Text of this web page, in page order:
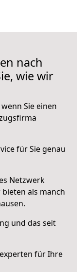
nach
wie wir
wenn Sie einen
für Sie genau
Netzwerk
als manch
und das seit
für Ihre